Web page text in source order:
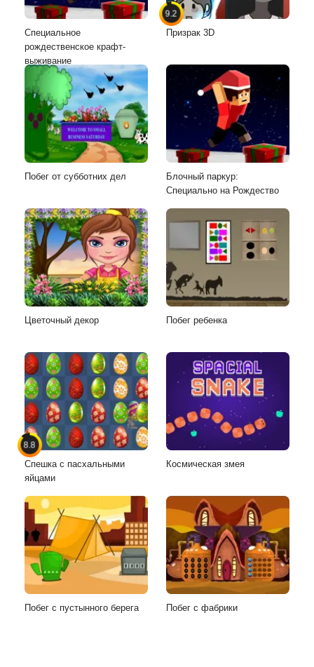
Специальное
рождественское крафт-
выживание
9.2
Призрак 3D
Побег от субботних дел
Блочный паркур:
Специально на Рождество
Цветочный декор Побег ребенка
8.8
Спешка с пасхальными
яйцами
Космическая змея
Побег с пустынного берега Побег с фабрики